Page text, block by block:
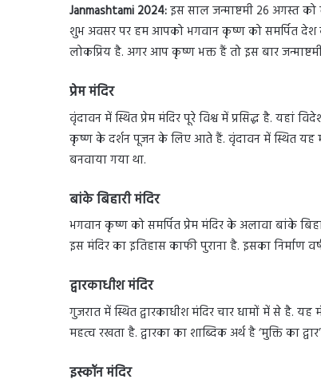
Janmashtami 2024:इस साल जन्माष्टमी 26 अगस्त
शुभ अवसर पर हम आपको भगवान कृष्ण को समर्पित देश
लोकप्रिय है. अगर आप कृष्ण भक्त हैं तो इस बार
प्रेम मंदिर
वृंदावन में स्थित प्रेम मंदिर पूरे विश्व में प्रसिद्ध है.
कृष्ण के दर्शन पूजन के लिए आते हैं. वृंदावन में स्थित यह
बनवाया गया था.
बांके बिहारी मंदिर
भगवान कृष्ण को समर्पित प्रेम मंदिर के अलावा बांके
इस मंदिर का इतिहास काफी पुराना है. इसका निर्माण
द्वारकाधीश मंदिर
गुजरात में स्थित द्वारकाधीश मंदिर चार धामों में से है.
महत्व रखता है. द्वारका का शाब्दिक अर्थ है ‘मुक्ति का
इस्कॉन मंदिर